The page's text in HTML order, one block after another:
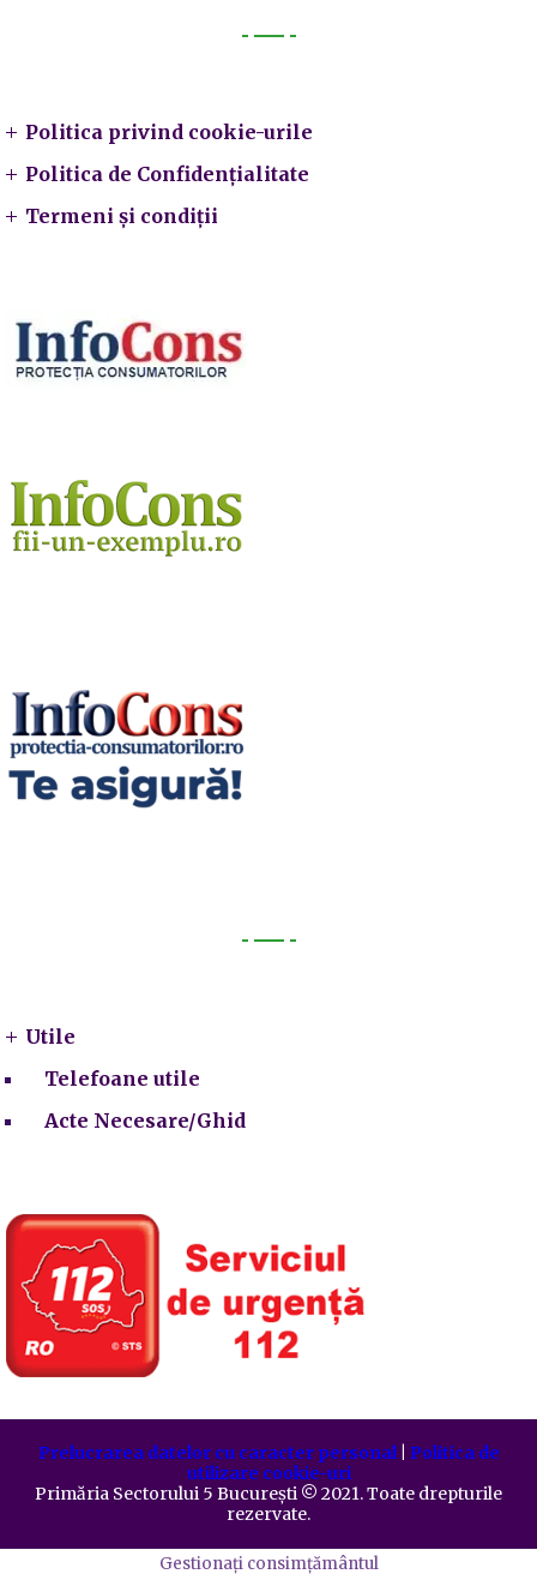
Politica privind cookie-urile
Politica de Confidențialitate
Termeni și condiții
Utile
Telefoane utile
Acte Necesare/Ghid
Prelucrarea datelor cu caracter personal| Politica de
utilizare cookie-uri
Primăria Sectorului 5 București ©️ 2021. Toate drepturile
rezervate.
Gestionați consimțământul